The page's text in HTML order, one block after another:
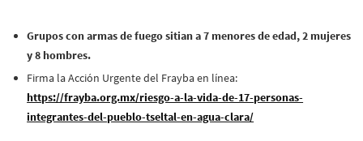
Grupos con armas de fuego sitian a 7 menores de edad, 2 mujeres
y 8 hombres.
Firma la Acción Urgente del Frayba en línea:
https://frayba.org.mx/riesgo-a-la-vida-de-17-personas-
integrantes-del-pueblo-tseltal-en-agua-clara/